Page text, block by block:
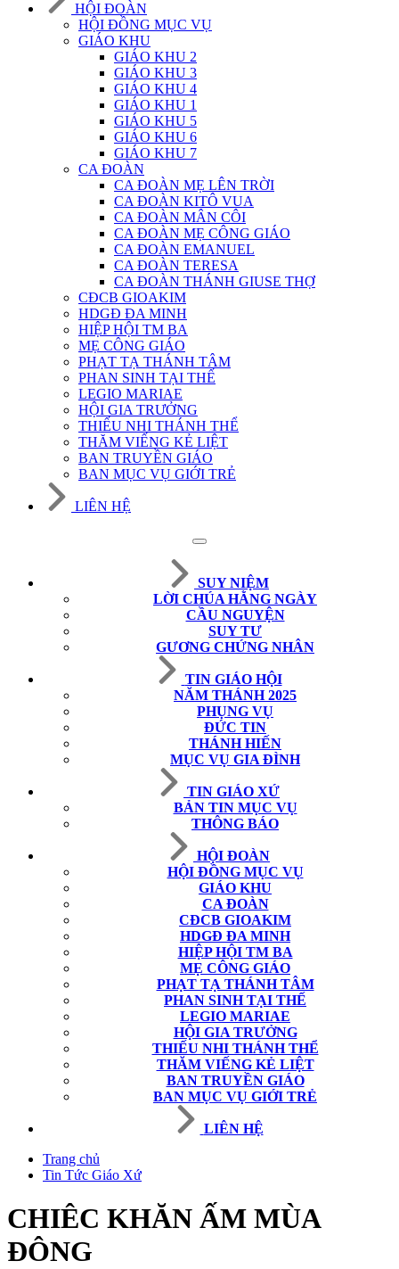
HỘI ĐOÀN
HỘI ĐỒNG MỤC VỤ
GIÁO KHU
GIÁO KHU 2
GIÁO KHU 3
GIÁO KHU 4
GIÁO KHU 1
GIÁO KHU 5
GIÁO KHU 6
GIÁO KHU 7
CA ĐOÀN
CA ĐOÀN MẸ LÊN TRỜI
CA ĐOÀN KITÔ VUA
CA ĐOÀN MÂN CÔI
CA ĐOÀN MẸ CÔNG GIÁO
CA ĐOÀN EMANUEL
CA ĐOÀN TERESA
CA ĐOÀN THÁNH GIUSE THỢ
CĐCB GIOAKIM
HDGĐ ĐA MINH
HIỆP HỘI TM BA
MẸ CÔNG GIÁO
PHẠT TẠ THÁNH TÂM
PHAN SINH TẠI THẾ
LEGIO MARIAE
HỘI GIA TRƯỞNG
THIẾU NHI THÁNH THỂ
THĂM VIẾNG KẺ LIỆT
BAN TRUYỀN GIÁO
BAN MỤC VỤ GIỚI TRẺ
LIÊN HỆ
SUY NIỆM
LỜI CHÚA HẰNG NGÀY
CẦU NGUYỆN
SUY TƯ
GƯƠNG CHỨNG NHÂN
TIN GIÁO HỘI
NĂM THÁNH 2025
PHỤNG VỤ
ĐỨC TIN
THÁNH HIẾN
MỤC VỤ GIA ĐÌNH
TIN GIÁO XỨ
BẢN TIN MỤC VỤ
THÔNG BÁO
HỘI ĐOÀN
HỘI ĐỒNG MỤC VỤ
GIÁO KHU
CA ĐOÀN
CĐCB GIOAKIM
HDGĐ ĐA MINH
HIỆP HỘI TM BA
MẸ CÔNG GIÁO
PHẠT TẠ THÁNH TÂM
PHAN SINH TẠI THẾ
LEGIO MARIAE
HỘI GIA TRƯỞNG
THIẾU NHI THÁNH THỂ
THĂM VIẾNG KẺ LIỆT
BAN TRUYỀN GIÁO
BAN MỤC VỤ GIỚI TRẺ
LIÊN HỆ
Trang chủ
Tin Tức Giáo Xứ
CHIÊC KHĂN ẤM MÙA
ĐÔNG